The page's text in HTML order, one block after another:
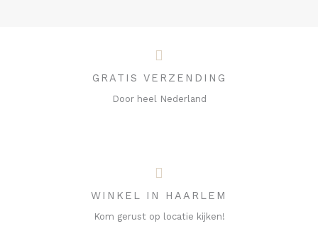
GRATIS VERZENDING
Door heel Nederland
WINKEL IN HAARLEM
Kom gerust op locatie kijken!